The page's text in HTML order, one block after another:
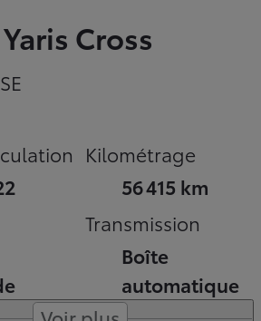
Cross
Kilométrage
56 415 km
Transmission
Boîte
automatique